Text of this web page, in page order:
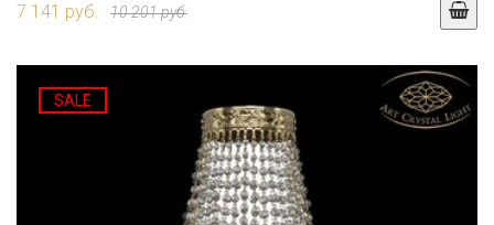
7 141 руб. 10 201 руб.
SALE